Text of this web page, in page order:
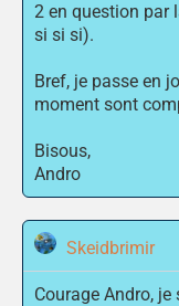
2 en question par
si si si).
Bref, je passe en
moment sont
Bisous,
Andro
Skeidbrimir
Courage Andro,